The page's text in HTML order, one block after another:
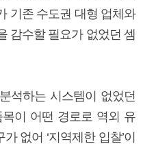
기존 수도권 대형 업체와
감수할 필요가 없었던 셈
석하는 시스템이 없었던
이 어떤 경로로 역외 유
없어 ‘지역제한 입찰’이